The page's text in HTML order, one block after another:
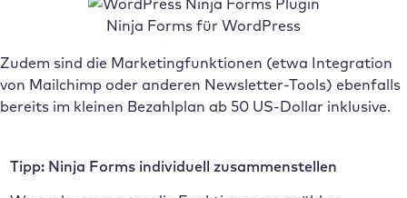
Ninja Forms für WordPress
Zudem sind die Marketingfunktionen (etwa Integration
von Mailchimp oder anderen Newsletter-Tools) ebenfalls
bereits im kleinen Bezahlplan ab 50 US-Dollar inklusive.
Tipp: Ninja Forms individuell zusammenstellen